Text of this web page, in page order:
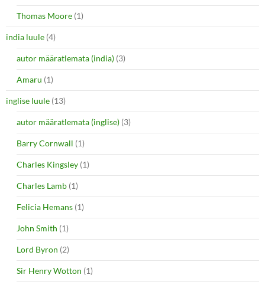
Thomas Moore (1)
india luule (4)
autor määratlemata (india) (3)
Amaru (1)
inglise luule (13)
autor määratlemata (inglise) (3)
Barry Cornwall (1)
Charles Kingsley (1)
Charles Lamb (1)
Felicia Hemans (1)
John Smith (1)
Lord Byron (2)
Sir Henry Wotton (1)